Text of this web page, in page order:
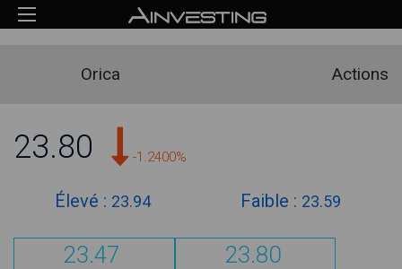
Orica Actions
23.80 -1.2400%
Élevé : 23.94 Faible : 23.59
23.47 23.80